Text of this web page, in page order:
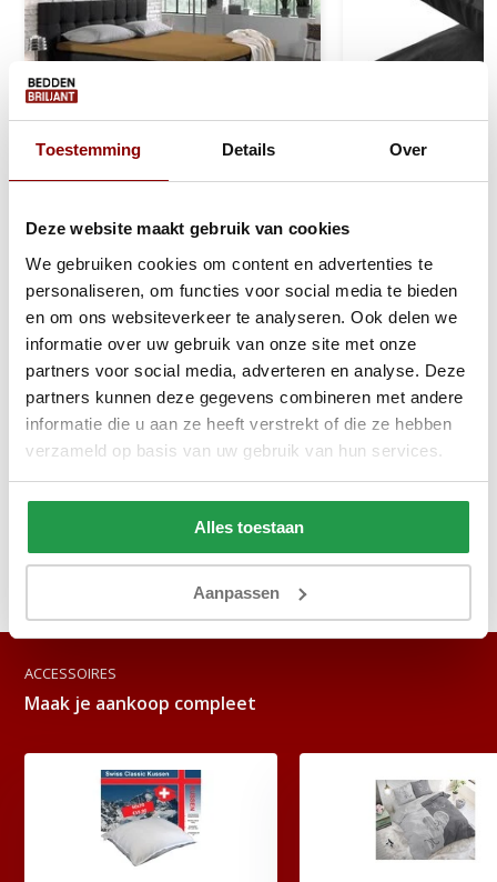
Toestemming Details Over
Deze website maakt gebruik van cookies
We gebruiken cookies om content en advertenties te
personaliseren, om functies voor social media te bieden
en om ons websiteverkeer te analyseren. Ook delen we
informatie over uw gebruik van onze site met onze
partners voor social media, adverteren en analyse. Deze
partners kunnen deze gegevens combineren met andere
informatie die u aan ze heeft verstrekt of die ze hebben
verzameld op basis van uw gebruik van hun services.
Alles toestaan
Aanpassen
Jersey Topper Hoeslaken
1 tot 2 werkdagen
20,95
Bekijken
1 tot 2
16,95
Bekijken
ACCESSOIRES
Maak je aankoop compleet